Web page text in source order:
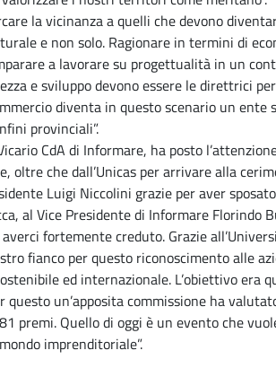
la vicinanza a quelli che devono
e non solo. Ragionare in termini di
a lavorare su progettualità in un
e sviluppo devono essere le direttrici
diventa in questo scenario un ente
provinciali”.
CdA di Informare, ha posto
oltre che dall’Unicas per arrivare alla
Luigi Niccolini grazie per aver
al Vice Presidente di Informare Florindo
fortemente creduto. Grazie
fianco per questo riconoscimento alle
ed internazionale. L’obiettivo era
un’apposita commissione ha
premi. Quello di oggi è un evento che
imprenditoriale”.